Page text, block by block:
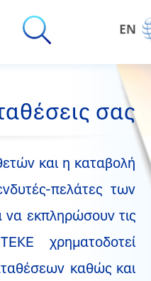
σας
και η καταβολή
πελάτες των
να εκπληρώσουν τις
χρηματοδοτεί
καθώς και